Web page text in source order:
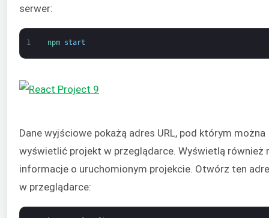
serwer:
1 npm start
Dane wyjściowe pokażą adres URL, pod którym można
wyświetlić projekt w przeglądarce. Wyświetlą również
informacje o uruchomionym projekcie. Otwórz ten
w przeglądarce: